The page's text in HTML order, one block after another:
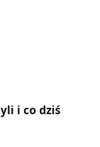
i co dziś